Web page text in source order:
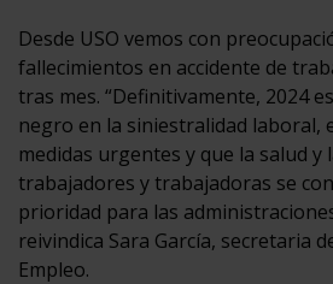
Desde USO vemos con
fallecimientos en accidente de
tras mes. “Definitivamente, 2024
negro en la siniestralidad laboral,
medidas urgentes y que la salud y
trabajadores y trabajadoras se
prioridad para las
reivindica Sara García, secretaria
Empleo.